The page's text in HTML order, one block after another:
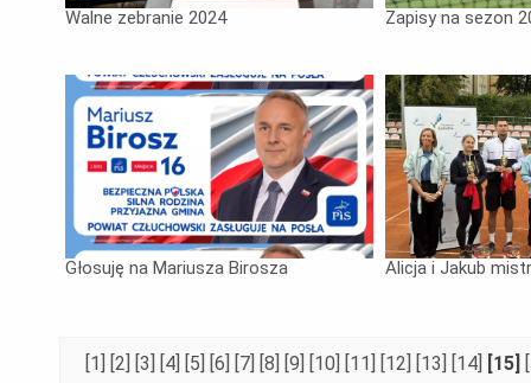
Walne zebranie 2024 Zapisy na sezon
Głosuję na Mariusza Birosza Alicja i Jakub
[1] [2] [3] [4] [5] [6] [7] [8] [9] [10] [11] [12] [13] [14] [15]